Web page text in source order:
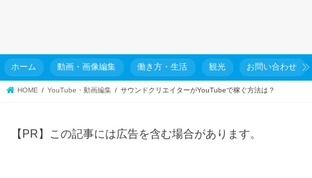
ホーム 動画・画像編集 働き方・生活 観光 お問い合わせ
HOME YouTube・動画編集 サウンドクリエイターがYouTubeで稼ぐ方法は？
【PR】この記事には広告を含む場合があります。